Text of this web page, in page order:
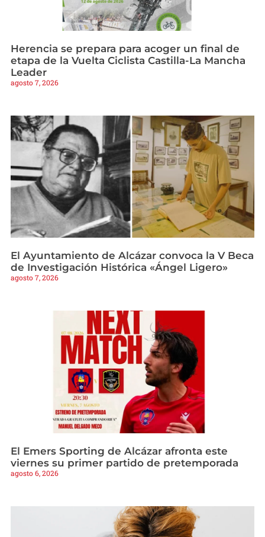
Herencia se prepara para acoger un final de
etapa de la Vuelta Ciclista Castilla-La Mancha
Leader
agosto 7, 2026
El Ayuntamiento de Alcázar convoca la V Beca
de Investigación Histórica «Ángel Ligero»
agosto 7, 2026
El Emers Sporting de Alcázar afronta este
viernes su primer partido de pretemporada
agosto 6, 2026